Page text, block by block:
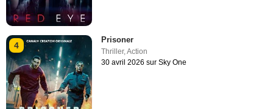
4
Prisoner
Thriller,Action
30 avril 2026 sur Sky One